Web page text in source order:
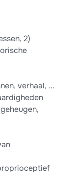
2)
verhaal, ...